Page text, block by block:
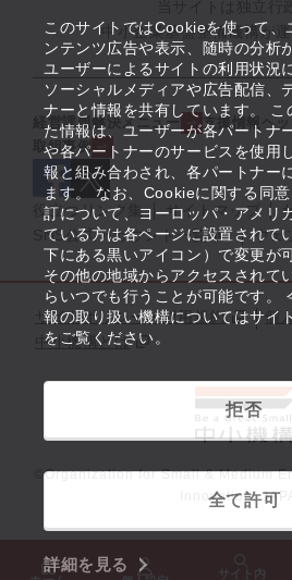
このサイトではCookieを使って、
ンテンツ広告や表示、随時の分析
ユーザーによるサイトの利用状況
ソーシャルメディアや広告配信、
ナーと情報を共有しています。 こ
た情報は、ユーザーが各パートナ
や各パートナーのサービスを使用
報と組み合わされ、各パートナー
ます。 なお、Cookieに関する同
訂について、ヨーロッパ・アメリ
ている方は各ページに設置されて
下にある黒いアイコン）で変更が
その他の地域からアクセスされて
らいつでも行うことが可能です。
報の取り扱い機構についてはサイ
をご覧ください。
拒否
全て許可
詳細を見る
サイト内
中小企業基盤整備機構が
経営課題解決メニュー 支援情報ヘ
取組事例
役立つリンク集 サイトマップ
SNS公式アカウント一覧
ウェ
サイトポリシー・利用規約
個
中小機構とは
©Organization for Small & Medium
Innovation,